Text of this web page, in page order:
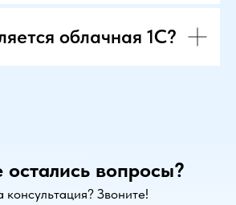
облачная 1С?
вопросы?
Звоните!